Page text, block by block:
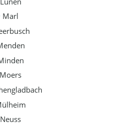
Marl
Moers
Neuss